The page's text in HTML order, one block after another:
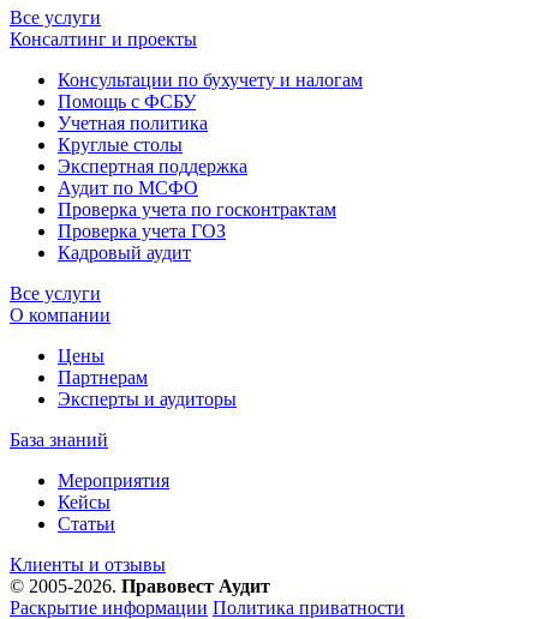
Все услуги
Консалтинг и проекты
Консультации по бухучету и налогам
Помощь с ФСБУ
Учетная политика
Круглые столы
Экспертная поддержка
Аудит по МСФО
Проверка учета по госконтрактам
Проверка учета ГОЗ
Кадровый аудит
Все услуги
О компании
Цены
Партнерам
Эксперты и аудиторы
База знаний
Мероприятия
Кейсы
Статьи
Клиенты и отзывы
© 2005-2026. Правовест Аудит
Раскрытие информации Политика приватности